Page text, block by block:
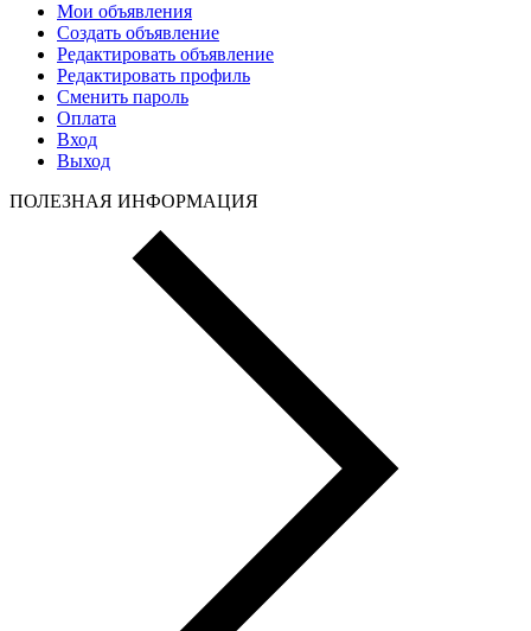
Мои объявления
Создать объявление
Редактировать объявление
Редактировать профиль
Сменить пароль
Оплата
Вход
Выход
ПОЛЕЗНАЯ ИНФОРМАЦИЯ